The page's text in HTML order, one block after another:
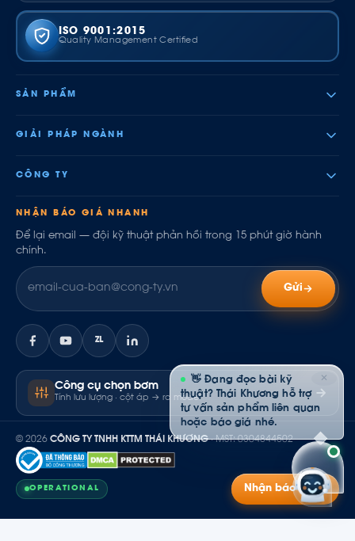
ISO 9001:2015
Quality Management Certified
SẢN PHẨM
GIẢI PHÁP NGÀNH
CÔNG TY
NHẬN BÁO GIÁ NHANH
Để lại email — đội kỹ thuật phản hồi trong 15 phút giờ hành
chính.
Gửi
ZL
Công cụ chọn bơm
Tính lưu lượng · cột áp → ra model
© 2026 CÔNG TY TNHH KTTM THÁI KHƯƠNG· MST: 0304844502
OPERATIONAL Nhận báo giá
✕
👋 Đang đọc bài kỹ
thuật? Thái Khương hỗ trợ
tư vấn sản phẩm liên quan
hoặc báo giá nhé.